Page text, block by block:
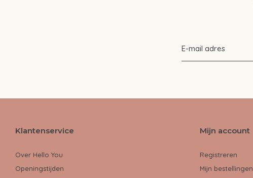
Klantenservice
Over Hello You
Openingstijden
Mijn account
Registreren
Mijn bestellingen